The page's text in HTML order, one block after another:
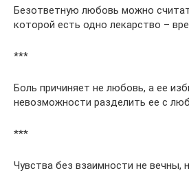
Безответную любовь можно
которой есть одно лекарство –
***
Боль причиняет не любовь, а ее
невозможности разделить ее с
***
Чувства без взаимности не вечны,